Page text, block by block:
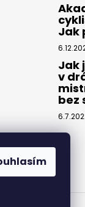
Jak
Jak
v
bez